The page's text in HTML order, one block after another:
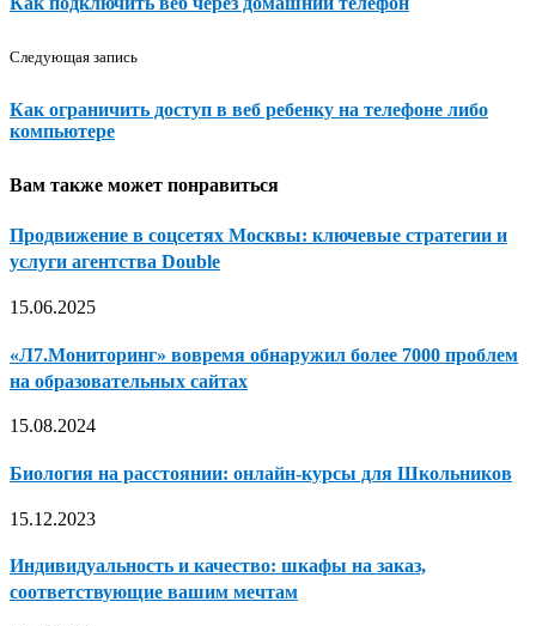
Следующая запись
Как ограничить доступ в веб ребенку на телефоне либо
компьютере
Вам также может понравиться
Продвижение в соцсетях Москвы: ключевые стратегии и
услуги агентства Double
15.06.2025
«Л7.Мониторинг» вовремя обнаружил более 7000 проблем
на образовательных сайтах
15.08.2024
Биология на расстоянии: онлайн-курсы для Школьников
15.12.2023
Индивидуальность и качество: шкафы на заказ,
соответствующие вашим мечтам